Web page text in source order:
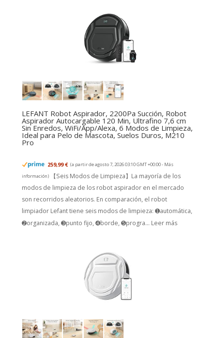
LEFANT Robot Aspirador, 2200Pa Succión, Robot
Aspirador Autocargable 120 Min, Ultrafino 7,6 cm
Sin Enredos, WiFi/App/Alexa, 6 Modos de Limpieza,
Ideal para Pelo de Mascota, Suelos Duros, M210
Pro
259,99 € (a partir de agosto 7, 2026 03:10 GMT +00:00 - Más
información)
【Seis Modos de Limpieza】La mayoría de los
modos de limpieza de los robot aspirador en el mercado
son recorridos aleatorios. En comparación, el robot
limpiador Lefant tiene seis modos de limpieza: ➊automática,
➋organizada, ➌punto fijo, ➍borde, ➎progra... Leer más